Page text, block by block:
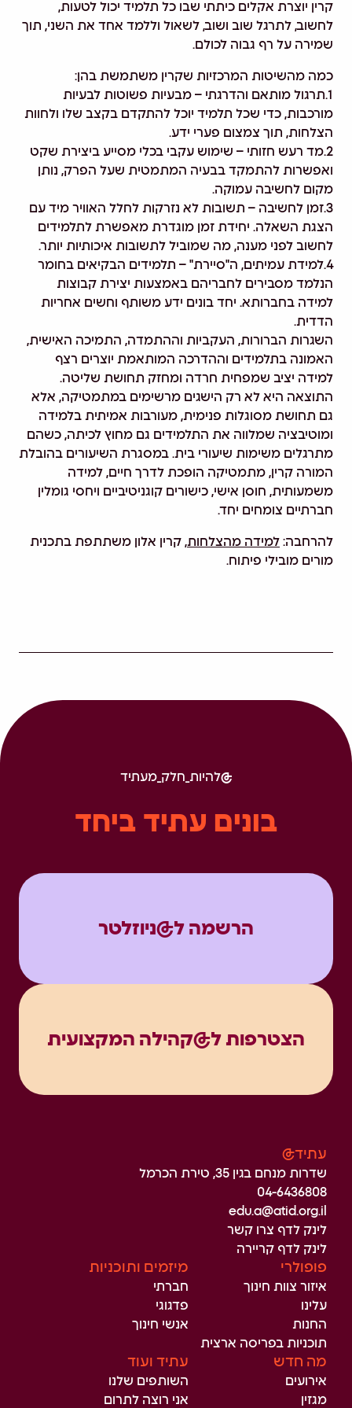
קרין יוצרת אקלים כיתתי שבו כל תלמיד יכול לטעות,
לחשוב, לתרגל שוב ושוב, לשאול וללמד אחד את השני, תוך
שמירה על רף גבוה לכולם.
כמה מהשיטות המרכזיות שקרין משתמשת בהן:
1.תרגול מותאם והדרגתי – מבעיות פשוטות לבעיות
מורכבות, כדי שכל תלמיד יוכל להתקדם בקצב שלו ולחוות
הצלחות, תוך צמצום פערי ידע.
2.מד רעש חזותי – שימוש עקבי בכלי מסייע ביצירת שקט
ואפשרות להתמקד בבעיה המתמטית שעל הפרק, נותן
מקום לחשיבה עמוקה.
3.זמן לחשיבה – תשובות לא נזרקות לחלל האוויר מיד עם
הצגת השאלה. יחידת זמן מוגדרת מאפשרת לתלמידים
לחשוב לפני מענה, מה שמוביל לתשובות איכותיות יותר.
4.למידת עמיתים, ה"סיירת" – תלמידים הבקיאים בחומר
הנלמד מסבירים לחבריהם באמצעות יצירת קבוצות
למידה בחברותא. יחד בונים ידע משותף וחשים אחריות
הדדית.
השגרות הברורות, העקביות וההתמדה, התמיכה האישית,
האמונה בתלמידים וההדרכה המותאמת יוצרים רצף
למידה יציב שמפחית חרדה ומחזק תחושת שליטה.
התוצאה היא לא רק הישגים מרשימים במתמטיקה, אלא
גם תחושת מסוגלות פנימית, מעורבות אמיתית בלמידה
ומוטיבציה שמלווה את התלמידים גם מחוץ לכיתה, כשהם
מתרגלים משימות שיעורי בית. במסגרת השיעורים בהובלת
המורה קרין, מתמטיקה הופכת לדרך חיים, למידה
משמעותית, חוסן אישי, כישורים קוגניטיביים ויחסי גומלין
חברתיים צומחים יחד.
להרחבה: למידה מהצלחות, קרין אלון משתתפת בתכנית
מורים מובילי פיתוח.
להיות_חלק_מעתיד
בונים עתיד ביחד
הרשמה ל@ניוזלטר
הצטרפות ל@קהילה המקצועית
עתיד@
שדרות מנחם בגין 35, טירת הכרמל
04-6436808
edu.a@atid.org.il
לינק לדף צרו קשר
לינק לדף קריירה
פופולרי
איזור צוות חינוך
עלינו
החנות
תוכניות בפריסה ארצית
מיזמים ותוכניות
חברתי
פדגוגי
אנשי חינוך
מה חדש
אירועים
מגזין
עתיד ועוד
השותפים שלנו
אני רוצה לתרום